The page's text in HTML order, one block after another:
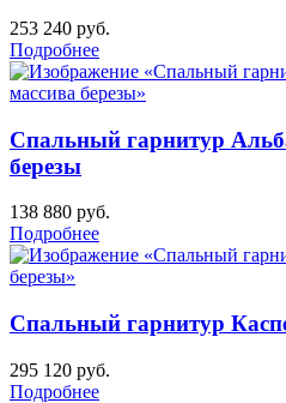
253 240 руб.
Подробнее
Спальный гарнитур
березы
138 880 руб.
Подробнее
Спальный гарнитур
295 120 руб.
Подробнее